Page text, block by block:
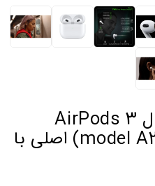
هدفون بلوتوثی اپل مدل AirPods 3
(model A2565 A2565 A2897) اصلی با